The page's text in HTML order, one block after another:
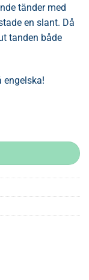
tänder med
en slant. Då
tanden både